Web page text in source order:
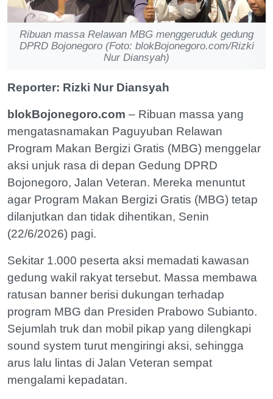
Ribuan massa Relawan MBG menggeruduk gedung
DPRD Bojonegoro (Foto: blokBojonegoro.com/Rizki
Nur Diansyah)
Reporter: Rizki Nur Diansyah
blokBojonegoro.com – Ribuan massa yang
mengatasnamakan Paguyuban Relawan
Program Makan Bergizi Gratis (MBG) menggelar
aksi unjuk rasa di depan Gedung DPRD
Bojonegoro, Jalan Veteran. Mereka menuntut
agar Program Makan Bergizi Gratis (MBG) tetap
dilanjutkan dan tidak dihentikan, Senin
(22/6/2026) pagi.
Sekitar 1.000 peserta aksi memadati kawasan
gedung wakil rakyat tersebut. Massa membawa
ratusan banner berisi dukungan terhadap
program MBG dan Presiden Prabowo Subianto.
Sejumlah truk dan mobil pikap yang dilengkapi
sound system turut mengiringi aksi, sehingga
arus lalu lintas di Jalan Veteran sempat
mengalami kepadatan.